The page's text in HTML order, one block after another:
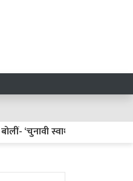
‘चुनावी स्वार्थ में गिरगिट की तरह रंग